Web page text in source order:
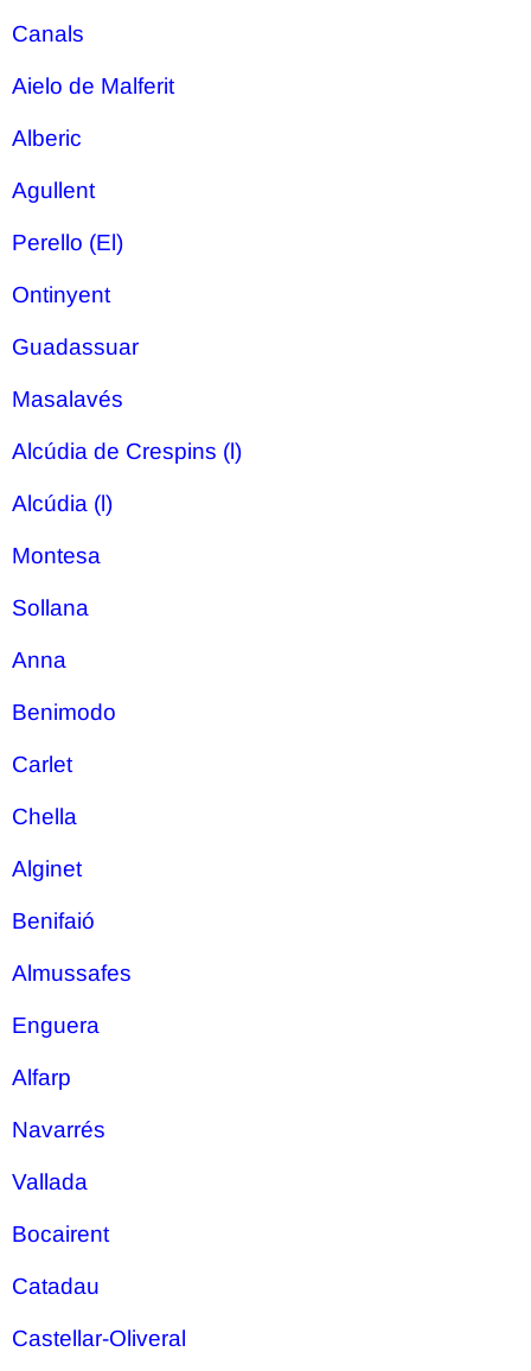
Canals
Aielo de Malferit
Alberic
Agullent
Perello (El)
Ontinyent
Guadassuar
Masalavés
Alcúdia de Crespins (l)
Alcúdia (l)
Montesa
Sollana
Anna
Benimodo
Carlet
Chella
Alginet
Benifaió
Almussafes
Enguera
Alfarp
Navarrés
Vallada
Bocairent
Catadau
Castellar-Oliveral